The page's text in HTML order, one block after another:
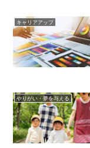
キャリアアップ
やりがい・夢を与える